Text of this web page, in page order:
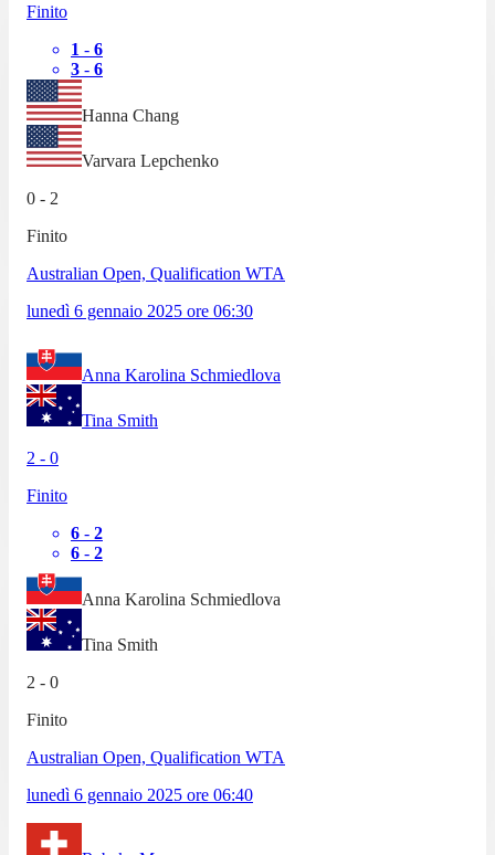
Finito
1 - 6
3 - 6
Hanna Chang
Varvara Lepchenko
0 - 2
Finito
Australian Open, Qualification WTA
lunedì 6 gennaio 2025 ore 06:30
Anna Karolina Schmiedlova
Tina Smith
2 - 0
Finito
6 - 2
6 - 2
Anna Karolina Schmiedlova
Tina Smith
2 - 0
Finito
Australian Open, Qualification WTA
lunedì 6 gennaio 2025 ore 06:40